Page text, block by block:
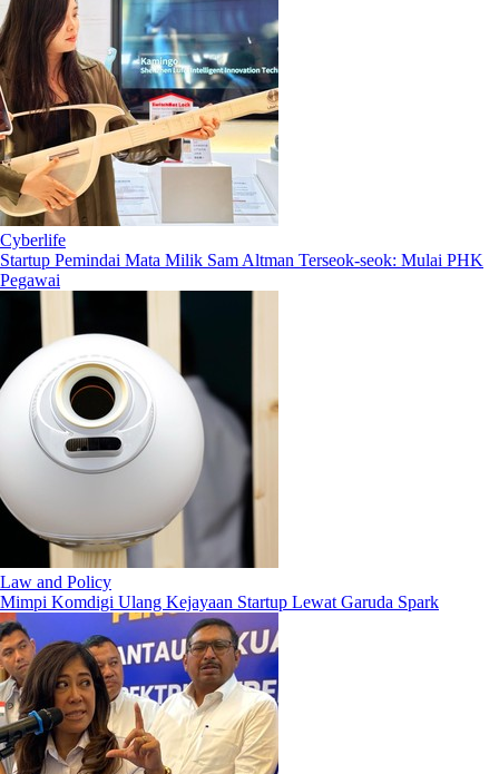
Cyberlife
Startup Pemindai Mata Milik Sam Altman Terseok-seok: Mulai PHK
Pegawai
Law and Policy
Mimpi Komdigi Ulang Kejayaan Startup Lewat Garuda Spark